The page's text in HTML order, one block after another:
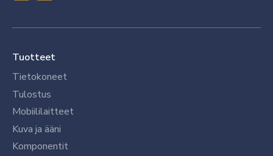
Tuotteet
Tietokoneet
Tulostus
Mobiililaitteet
Kuva ja ääni
Komponentit